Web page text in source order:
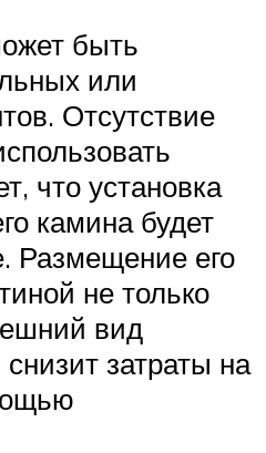
быть
или
Отсутствие
что установка
камина будет
Размещение его
не только
вид
затраты на